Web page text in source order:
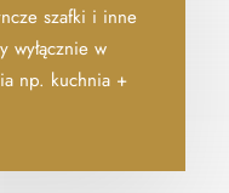
szafki i inne
wyłącznie w
np. kuchnia +